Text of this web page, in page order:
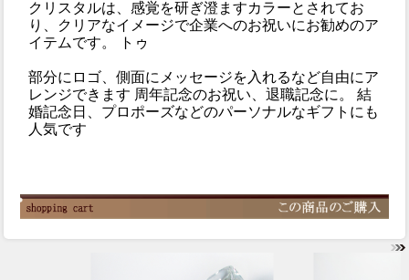
クリスタルは、感覚を研ぎ澄ますカラーとされてお
り、クリアなイメージで企業へのお祝いにお勧めのア
イテムです。 トゥ
部分にロゴ、側面にメッセージを入れるなど自由にア
レンジできます 周年記念のお祝い、退職記念に。 結
婚記念日、プロポーズなどのパーソナルなギフトにも
人気です